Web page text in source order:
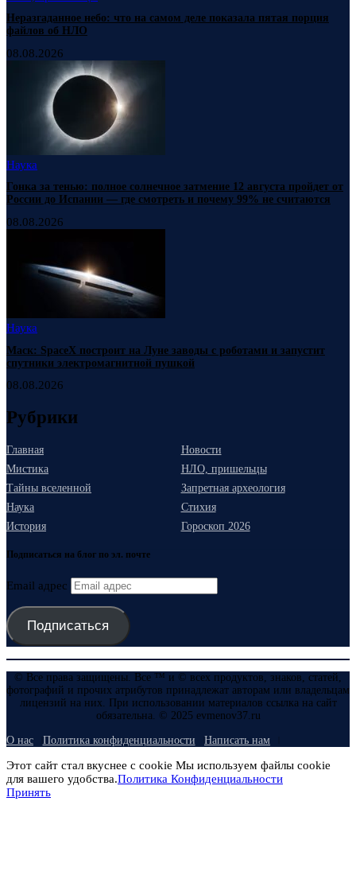
Неразгаданное небо: что на самом деле показала пятая порция
файлов об НЛО
08.08.2026
Наука
Гонка за тенью: полное солнечное затмение 12 августа пройдет от
России до Испании — где смотреть и почему 99% не считаются
08.08.2026
Наука
Маск: SpaceX построит на Луне заводы с роботами и запустит
спутники электромагнитной пушкой
08.08.2026
Рубрики
Главная
Новости
Мистика
НЛО, пришельцы
Тайны вселенной
Запретная археология
Наука
Стихия
История
Гороскоп 2026
Подписаться на блог по эл. почте
Email адрес
Подписаться
© Все права защищены. Все ™ и © всех продуктов, знаков, статей,
фотографий и прочих атрибутов принадлежат авторам или владельцам
лицензий на них. При использовании материалов ссылка на сайт
обязательна. © 2025 evmenov37.ru
О нас Политика конфиденциальности Написать нам
Этот сайт стал вкуснее с cookie Мы используем файлы cookie
для вашего удобства.Политика Конфиденциальности
Принять